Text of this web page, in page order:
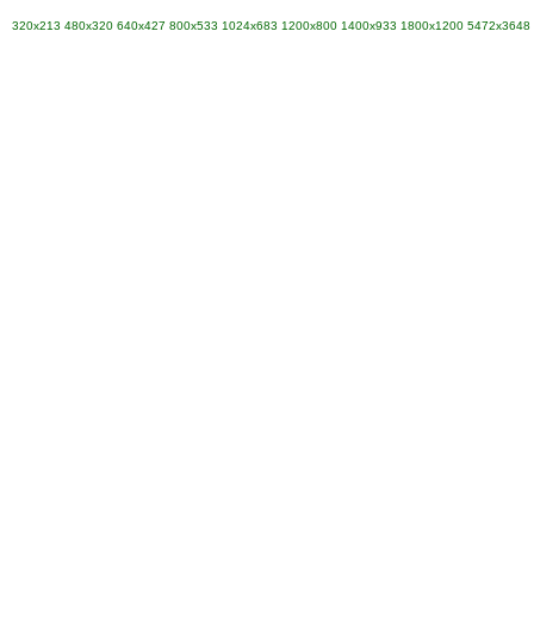
320x213 480x320 640x427 800x533 1024x683 1200x800 1400x933 1800x1200 5472x3648